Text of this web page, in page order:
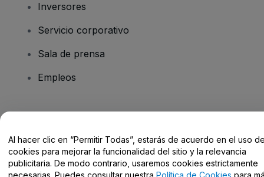
Inversores
Servicio corporativo
Sala de prensa
Empleos
Centro de Ayuda / Contacto
Al hacer clic en “Permitir Todas”, estarás de acuerdo en el uso
cookies para mejorar la funcionalidad del sitio y la relevancia
publicitaria. De modo contrario, usaremos cookies estrictamente
necesarias. Puedes consultar nuestra Política de Cookies para